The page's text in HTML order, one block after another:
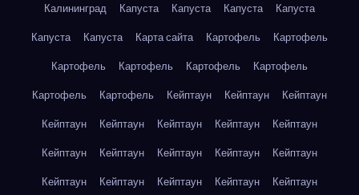
Калининград
Капуста Капуста Капуста
Капуста
Капуста
Капуста Карта сайта Картофель
Картофель
Картофель
Картофель Картофель
Картофель
Картофель
Картофель Кейптаун Кейптаун
Кейптаун
Кейптаун
Кейптаун Кейптаун Кейптаун
Кейптаун
Кейптаун
Кейптаун Кейптаун Кейптаун
Кейптаун
Кейптаун
Кейптаун Кейптаун Кейптаун
Кейптаун